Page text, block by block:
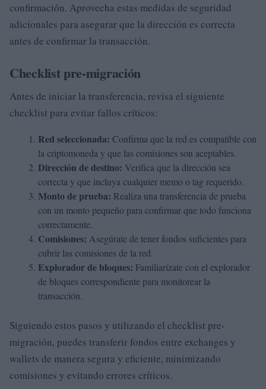
confirmación. Aprovecha estas medidas de seguridad
adicionales para asegurar que la dirección es correcta
antes de confirmar la transacción.
Checklist pre-migración
Antes de iniciar la transferencia, revisa el siguiente
checklist para evitar fallos críticos:
Red seleccionada: Confirma que la red es compatible con
la criptomoneda y que las comisiones son aceptables.
Dirección de destino: Verifica que la dirección sea
correcta y que incluya cualquier memo o tag requerido.
Monto de prueba: Realiza una transferencia de prueba
con un monto pequeño para confirmar que todo funciona
correctamente.
Comisiones: Asegúrate de tener fondos suficientes para
cubrir las comisiones de la red.
Explorador de bloques: Familiarízate con el explorador
de bloques correspondiente para monitorear la
transacción.
Siguiendo estos pasos y utilizando el checklist pre-
migración, puedes transferir fondos entre exchanges y
wallets de manera segura y eficiente, minimizando
comisiones y evitando errores críticos.